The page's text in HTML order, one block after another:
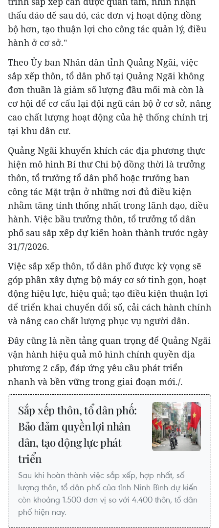
thấu đáo để sau đó, các đơn vị hoạt động đồng
bộ hơn, tạo thuận lợi cho công tác quản lý, điều
hành ở cơ sở."
Theo Ủy ban Nhân dân tỉnh Quảng Ngãi, việc
sắp xếp thôn, tổ dân phố tại Quảng Ngãi không
đơn thuần là giảm số lượng đầu mối mà còn là
cơ hội để cơ cấu lại đội ngũ cán bộ ở cơ sở, nâng
cao chất lượng hoạt động của hệ thống chính trị
tại khu dân cư.
Quảng Ngãi khuyến khích các địa phương thực
hiện mô hình Bí thư Chi bộ đồng thời là trưởng
thôn, tổ trưởng tổ dân phố hoặc trưởng ban
công tác Mặt trận ở những nơi đủ điều kiện
nhằm tăng tính thống nhất trong lãnh đạo, điều
hành. Việc bầu trưởng thôn, tổ trưởng tổ dân
phố sau sắp xếp dự kiến hoàn thành trước ngày
31/7/2026.
Việc sắp xếp thôn, tổ dân phố được kỳ vọng sẽ
góp phần xây dựng bộ máy cơ sở tinh gọn, hoạt
động hiệu lực, hiệu quả; tạo điều kiện thuận lợi
để triển khai chuyển đổi số, cải cách hành chính
và nâng cao chất lượng phục vụ người dân.
Đây cũng là nền tảng quan trọng để Quảng Ngãi
vận hành hiệu quả mô hình chính quyền địa
phương 2 cấp, đáp ứng yêu cầu phát triển
nhanh và bền vững trong giai đoạn mới./.
Sắp xếp thôn, tổ dân phố:
Bảo đảm quyền lợi nhân
dân, tạo động lực phát
triển
Sau khi hoàn thành việc sắp xếp, hợp nhất, số
lượng thôn, tổ dân phố của tỉnh Ninh Bình dự kiến
còn khoảng 1.500 đơn vị so với 4.400 thôn, tổ dân
phố hiện nay.